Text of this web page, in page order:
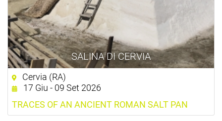
SALINA DI CERVIA
Cervia (RA)
17 Giu - 09 Set 2026
TRACES OF AN ANCIENT ROMAN SALT PAN